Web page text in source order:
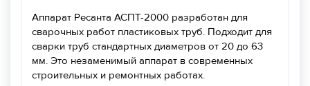
Аппарат Ресанта АСПТ-2000 разработан для
сварочных работ пластиковых труб. Подходит для
сварки труб стандартных диаметров от 20 до 63
мм. Это незаменимый аппарат в современных
строительных и ремонтных работах.